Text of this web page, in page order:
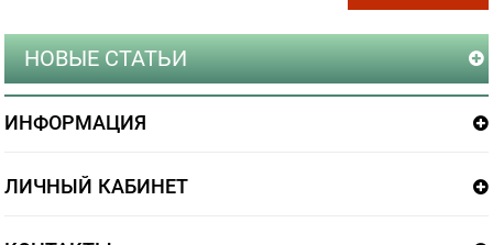
НОВЫЕ СТАТЬИ
ИНФОРМАЦИЯ
ЛИЧНЫЙ КАБИНЕТ